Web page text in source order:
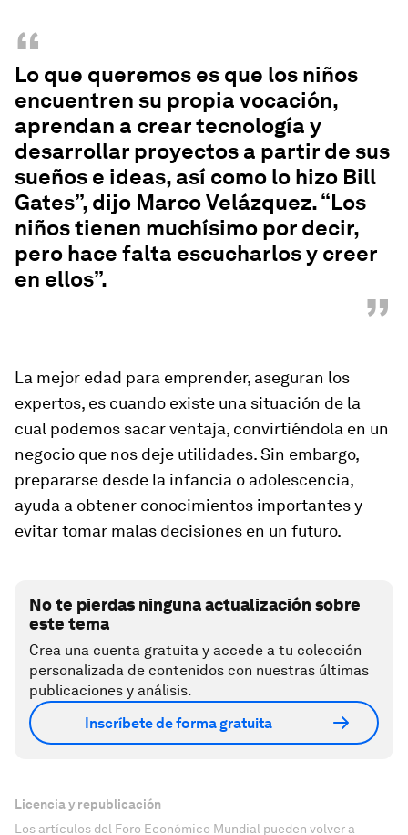
“
Lo que queremos es que los niños
encuentren su propia vocación,
aprendan a crear tecnología y
desarrollar proyectos a partir de sus
sueños e ideas, así como lo hizo Bill
Gates”, dijo Marco Velázquez. “Los
niños tienen muchísimo por decir,
pero hace falta escucharlos y creer
en ellos”.
”
La mejor edad para emprender, aseguran los
expertos, es cuando existe una situación de la
cual podemos sacar ventaja, convirtiéndola en un
negocio que nos deje utilidades. Sin embargo,
prepararse desde la infancia o adolescencia,
ayuda a obtener conocimientos importantes y
evitar tomar malas decisiones en un futuro.
No te pierdas ninguna actualización sobre
este tema
Crea una cuenta gratuita y accede a tu colección
personalizada de contenidos con nuestras últimas
publicaciones y análisis.
Inscríbete de forma gratuita
Licencia y republicación
Los artículos del Foro Económico Mundial pueden volver a